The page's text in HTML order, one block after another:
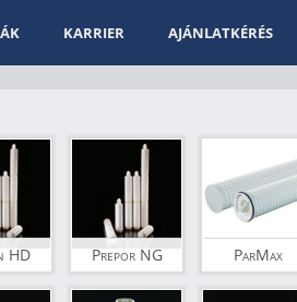
KARRIER AJÁNLATKÉRÉS
HD Prepor NG ParMax